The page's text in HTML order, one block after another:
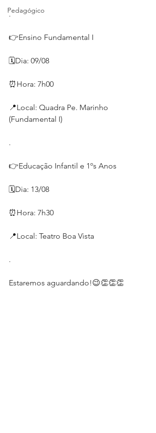
Pedagógico
.
👉Ensino Fundamental I
🗓Dia: 09/08
⏰Hora: 7h00
📍Local: Quadra Pe. Marinho
(Fundamental I)
.
👉Educação Infantil e 1ºs Anos
🗓Dia: 13/08
⏰Hora: 7h30
📍Local: Teatro Boa Vista
.
Estaremos aguardando!😉👏👏👏